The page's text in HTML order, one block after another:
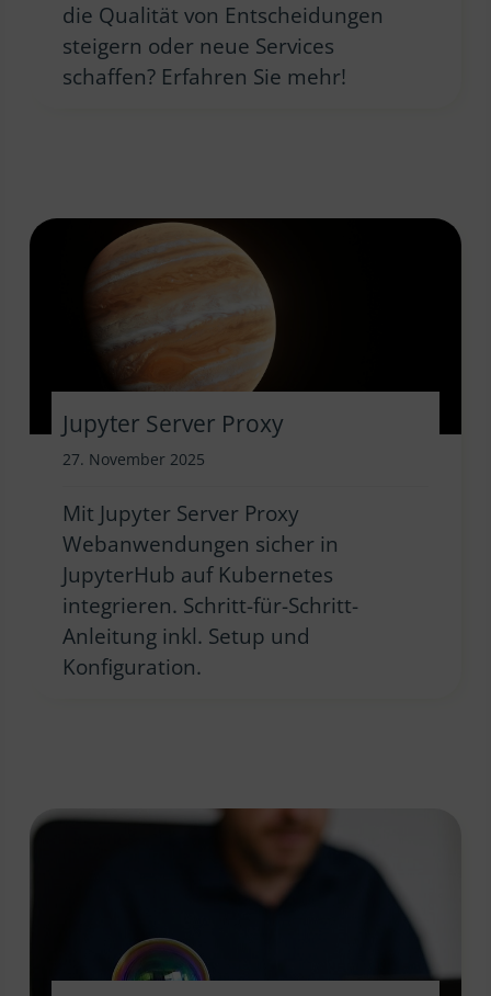
die Qualität von Entscheidungen
steigern oder neue Services
schaffen? Erfahren Sie mehr!
Jupyter Server Proxy
27. November 2025
Mit Jupyter Server Proxy
Webanwendungen sicher in
JupyterHub auf Kubernetes
integrieren. Schritt-für-Schritt-
Anleitung inkl. Setup und
Konfiguration.